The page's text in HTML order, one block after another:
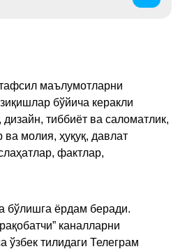
маълумотларни
бўйича керакли
тиббиёт ва саломатлик,
молия, ҳуқуқ, давлат
фактлар,
бўлишга ёрдам беради.
каналларни
ўзбек тилидаги Телеграм